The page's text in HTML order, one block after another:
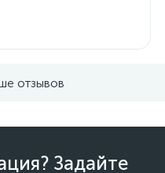
отзывов
Задайте